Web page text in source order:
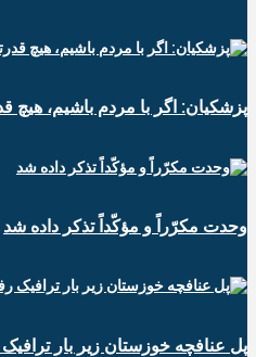
پزشکیان: اگر با مردم باشیم، هیچ
وحدت مکرّراً و مؤکّداً تذکر داده شد
پل عنافچه خوزستان زیر بار